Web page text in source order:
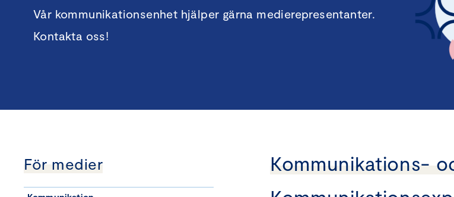
Vår kommunikationsenhet hjälper gärna medierepresentanter.
Kontakta oss!
För medier
Kommunikations-